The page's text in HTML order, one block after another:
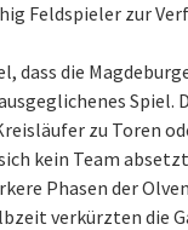
Feldspieler zur
dass die
Spiel.
zu Toren
kein Team
Phasen der
verkürzten die